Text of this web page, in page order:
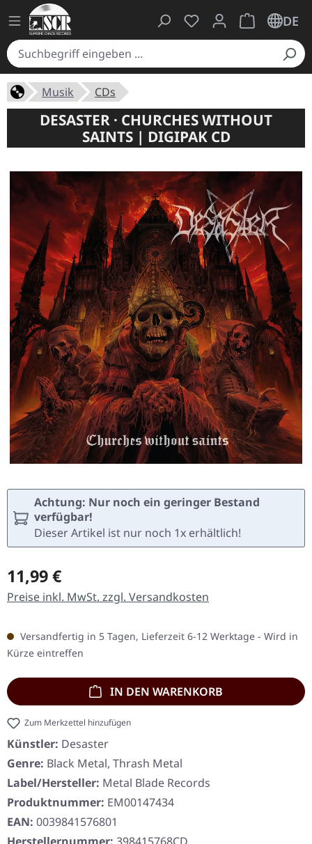
Du hast 0 Produkte
Warenkorb
DE
Musik CDs
DESASTER · CHURCHES WITHOUT
SAINTS | DIGIPAK CD
Achtung: Nur noch ein geringer Bestand
verfügbar!
Dieser Artikel ist nur noch 1x erhältlich!
Regulärer Preis:
11,99 €
Preise inkl. MwSt. zzgl. Versandkosten
Versandfertig in 5 Tagen, Lieferzeit 6-12 Werktage - Wird in
Kürze eintreffen
IN DEN WARENKORB
Zum Merkzettel hinzufügen
Künstler: Desaster
Genre: Black Metal, Thrash Metal
Label/Hersteller: Metal Blade Records
Produktnummer: EM00147434
EAN: 0039841576801